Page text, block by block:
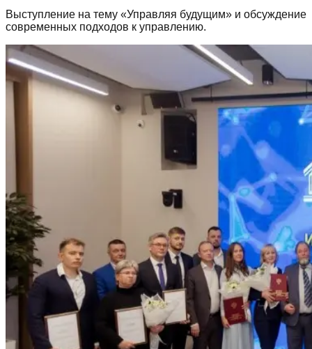
Выступление на тему «Управляя будущим» и обсуждение
современных подходов к управлению.